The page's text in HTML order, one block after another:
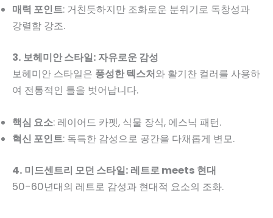
매력 포인트: 거친듯하지만 조화로운 분위기로 독창성과
강렬함 강조.
3. 보헤미안 스타일: 자유로운 감성
보헤미안 스타일은 풍성한 텍스처와 활기찬 컬러를 사용하
여 전통적인 틀을 벗어납니다.
핵심 요소: 레이어드 카펫, 식물 장식, 에스닉 패턴.
혁신 포인트: 독특한 감성으로 공간을 다채롭게 변모.
4. 미드센트리 모던 스타일: 레트로 meets 현대
50-60년대의 레트로 감성과 현대적 요소의 조화.